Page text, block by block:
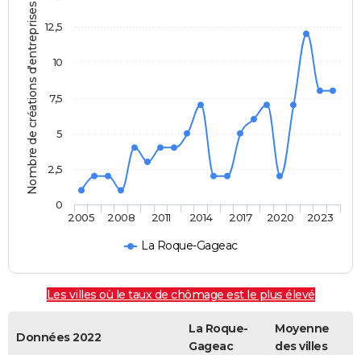
Nombre de créations d'entreprises
La Roque-Gageac
2005 2008 2011 2014 2017 2020 2023
0
2,5
5
7,5
10
12,5
Les villes où le taux de chômage est le plus élevé
Données 2022
La Roque-
Gageac
Moyenne
des villes